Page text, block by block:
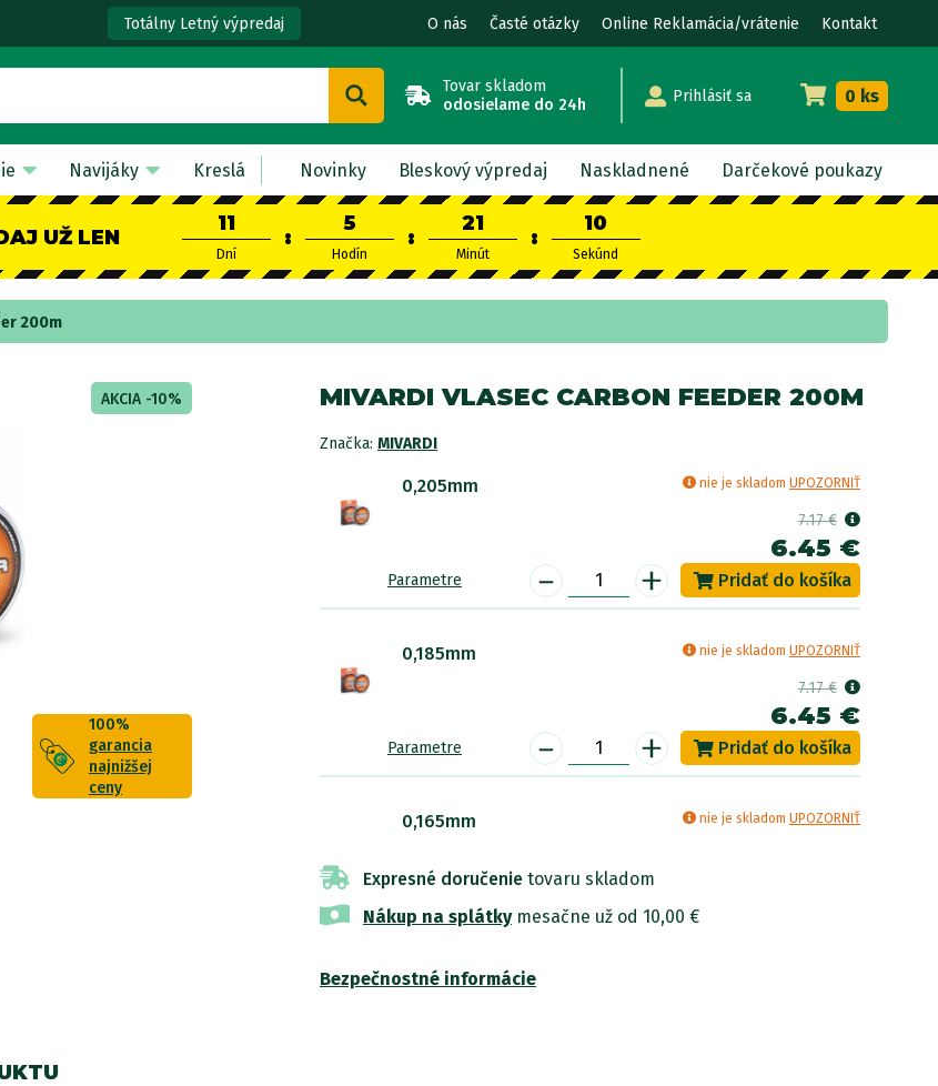
Totálny Letný výpredaj O nás Časté otázky Online Reklamácia/vrátenie Kontakt
Tovar skladom
odosielame do 24h
Prihlásiť sa 0 ks
Navijáky Kreslá Novinky Bleskový výpredaj Naskladnené Darčekové poukazy
UŽ LEN
11
Dní
:
5
Hodín
:
21
Minút
:
9
Sekúnd
200m
AKCIA -10%
100%
garancia
najnižšej
ceny
MIVARDI VLASEC CARBON FEEDER 200M
Značka: MIVARDI
0,205mm nie je skladom UPOZORNIŤ
7.17 €
6.45 €
Parametre - +
0,185mm nie je skladom UPOZORNIŤ
7.17 €
6.45 €
Parametre - +
0,165mm nie je skladom UPOZORNIŤ
Parametre - +
Vlasec Carbon Feeder 0,145mm
Expresné doručenie tovaru skladom
Nákup na splátkymesačne už od 10,00 €
Bezpečnostné informácie